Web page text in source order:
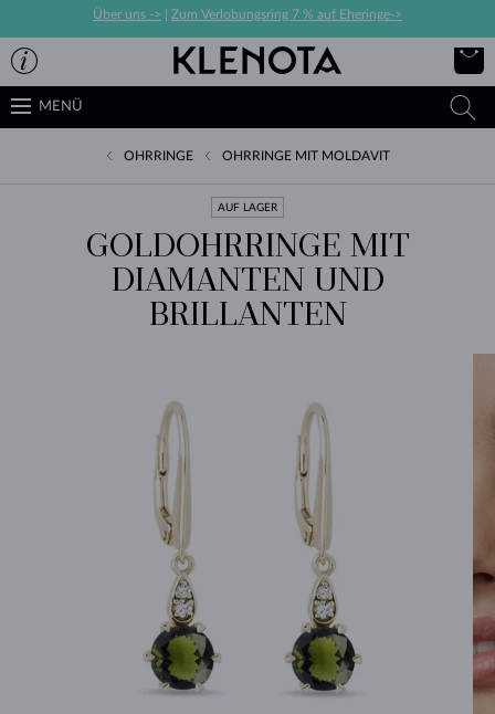
Über uns -> Zum Verlobungsring 7 % auf Eheringe->
MENÜ
OHRRINGE OHRRINGE MIT MOLDAVIT
AUF LAGER
GOLDOHRRINGE MIT
DIAMANTEN UND
BRILLANTEN